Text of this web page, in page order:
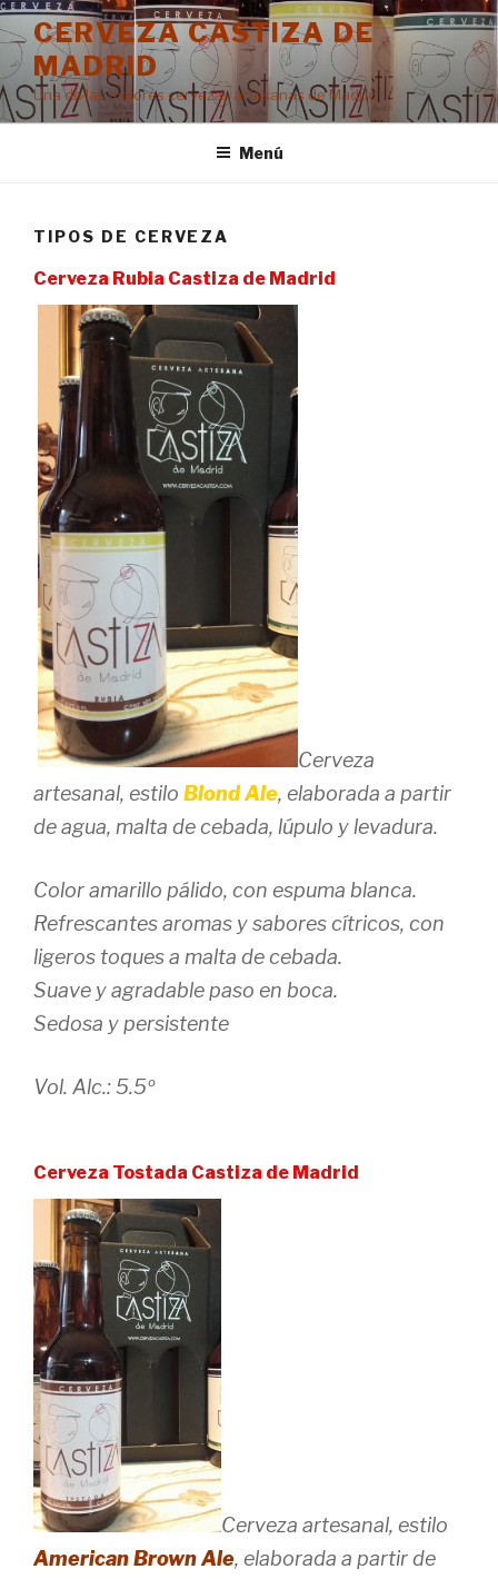
Ir
al
contenido
CERVEZA CASTIZA DE
MADRID
Una de las mejores cervezas artesanas de Madrid
Menú
TIPOS DE CERVEZA
Cerveza Rubia Castiza de Madrid
Cerveza
artesanal, estilo Blond Ale, elaborada a partir
de agua, malta de cebada, lúpulo y levadura.
Color amarillo pálido, con espuma blanca.
Refrescantes aromas y sabores cítricos, con
ligeros toques a malta de cebada.
Suave y agradable paso en boca.
Sedosa y persistente
Vol. Alc.: 5.5º
Cerveza Tostada Castiza de Madrid
Cerveza artesanal, estilo
American Brown Ale, elaborada a partir de